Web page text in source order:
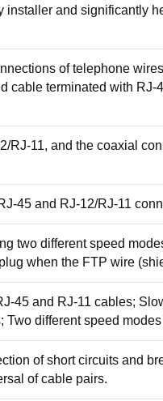
and significantly
of telephone
cable terminated with RJ-
RJ-11, and the coaxial
45 and RJ-12/RJ-11
two different speed
when the FTP wire
45 and RJ-11 cables;
different speed
of short circuits and
of cable pairs.